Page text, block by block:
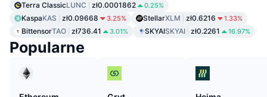
Terra ClassicLUNC zł0.0001862 0.25%
KaspaKAS zł0.09668 3.25% StellarXLM zł0.6216 1.33%
BittensorTAO zł736.41 3.01% SKYAISKYAI zł0.2261 16.97%
Popularne